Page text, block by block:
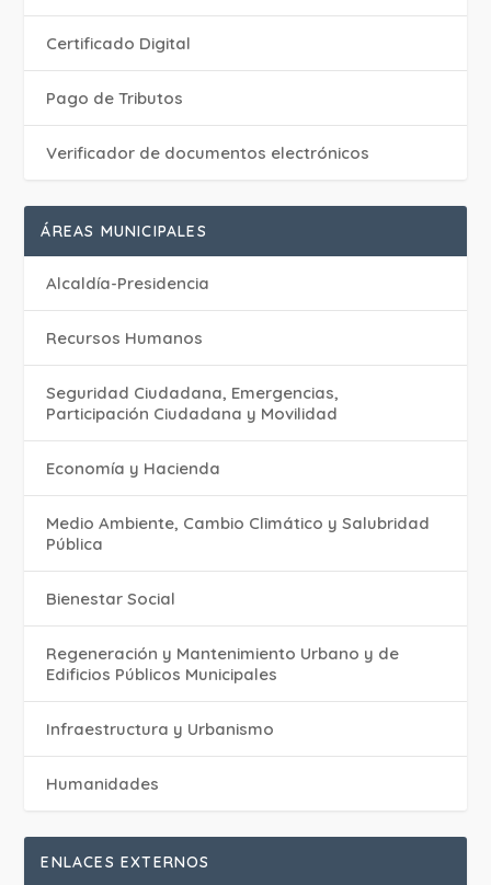
Certificado Digital
Pago de Tributos
Verificador de documentos electrónicos
ÁREAS MUNICIPALES
Alcaldía-Presidencia
Recursos Humanos
Seguridad Ciudadana, Emergencias,
Participación Ciudadana y Movilidad
Economía y Hacienda
Medio Ambiente, Cambio Climático y Salubridad
Pública
Bienestar Social
Regeneración y Mantenimiento Urbano y de
Edificios Públicos Municipales
Infraestructura y Urbanismo
Humanidades
ENLACES EXTERNOS